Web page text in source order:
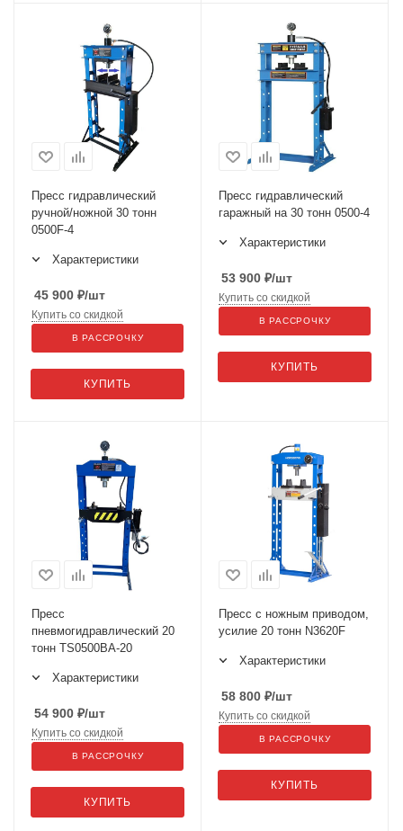
Пресс гидравлический
ручной/ножной 30 тонн
0500F-4
Характеристики
45 900 ₽/шт
КУПИТЬ
Купить со скидкой
В РАССРОЧКУ
Пресс гидравлический
гаражный на 30 тонн 0500-4
Характеристики
53 900 ₽/шт
КУПИТЬ
Купить со скидкой
В РАССРОЧКУ
Пресс
пневмогидравлический 20
тонн TS0500BA-20
Характеристики
54 900 ₽/шт
КУПИТЬ
Купить со скидкой
В РАССРОЧКУ
Пресс с ножным приводом,
усилие 20 тонн N3620F
Характеристики
58 800 ₽/шт
КУПИТЬ
Купить со скидкой
В РАССРОЧКУ